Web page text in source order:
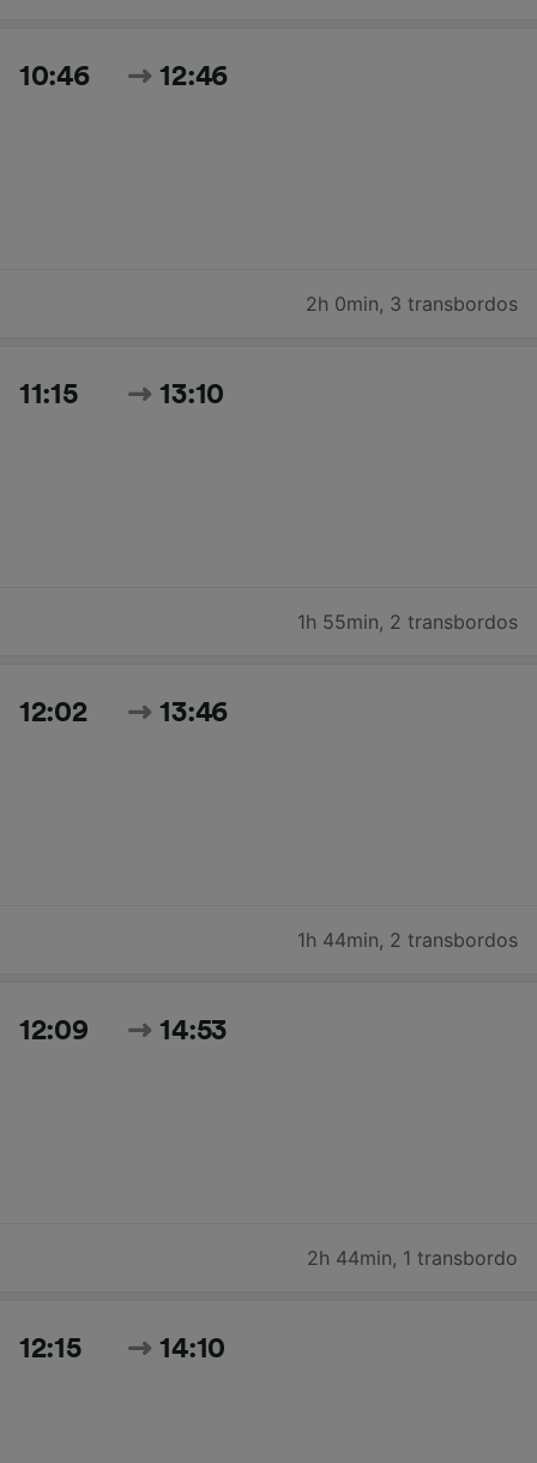
10:46 12:46
2h 0min, 3 transbordos
11:15 13:10
1h 55min, 2 transbordos
12:02 13:46
1h 44min, 2 transbordos
12:09 14:53
2h 44min, 1 transbordo
12:15 14:10